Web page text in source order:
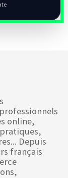
online,
Depuis
français